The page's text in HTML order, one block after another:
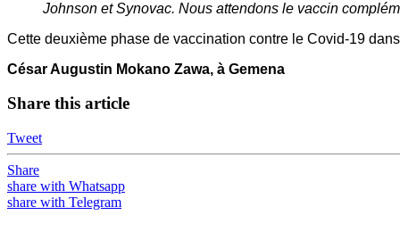
Johnson et Synovac. Nous attendons le vaccin
Cette deuxième phase de vaccination contre le Covid-19
César Augustin Mokano Zawa, à Gemena
Share this article
Tweet
Share
share with Whatsapp
share with Telegram